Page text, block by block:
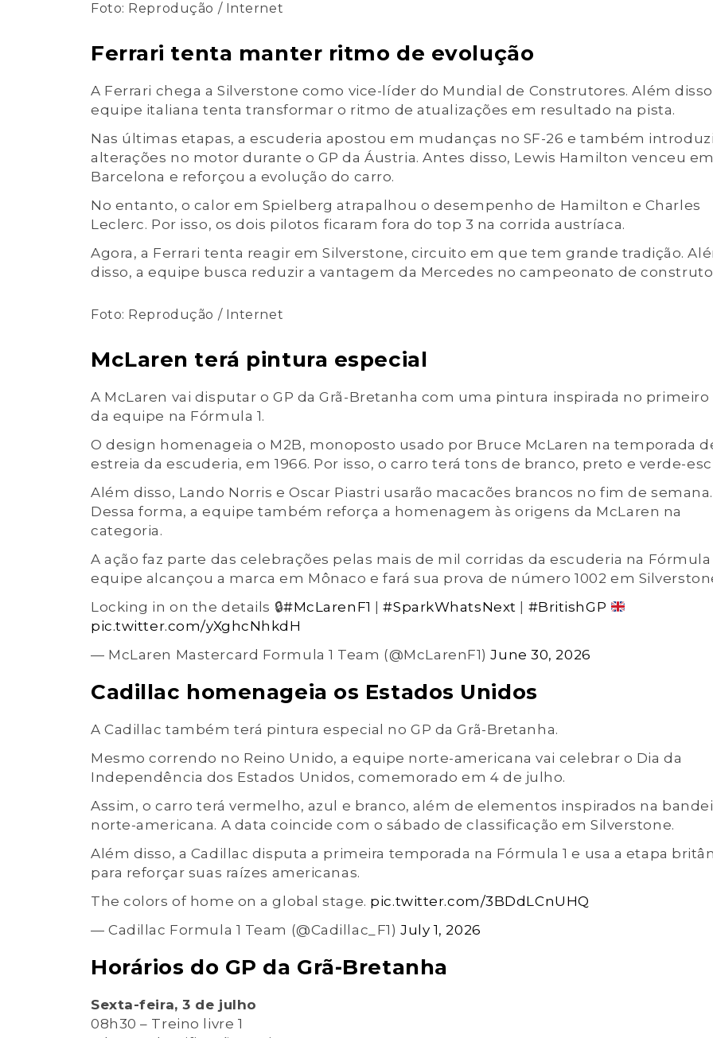
Foto: Reprodução / Internet
Ferrari tenta manter ritmo de evolução
A Ferrari chega a Silverstone como vice-líder do Mundial de Construtores. Além
equipe italiana tenta transformar o ritmo de atualizações em resultado na pista.
Nas últimas etapas, a escuderia apostou em mudanças no SF-26 e também
alterações no motor durante o GP da Áustria. Antes disso, Lewis Hamilton venceu em
Barcelona e reforçou a evolução do carro.
No entanto, o calor em Spielberg atrapalhou o desempenho de Hamilton e Charles
Leclerc. Por isso, os dois pilotos ficaram fora do top 3 na corrida austríaca.
Agora, a Ferrari tenta reagir em Silverstone, circuito em que tem grande tradição.
disso, a equipe busca reduzir a vantagem da Mercedes no campeonato de
Foto: Reprodução / Internet
McLaren terá pintura especial
A McLaren vai disputar o GP da Grã-Bretanha com uma pintura inspirada no primeiro
da equipe na Fórmula 1.
O design homenageia o M2B, monoposto usado por Bruce McLaren na temporada
estreia da escuderia, em 1966. Por isso, o carro terá tons de branco, preto e verde-
Além disso, Lando Norris e Oscar Piastri usarão macacões brancos no fim de semana.
Dessa forma, a equipe também reforça a homenagem às origens da McLaren na
categoria.
A ação faz parte das celebrações pelas mais de mil corridas da escuderia na Fórmula
equipe alcançou a marca em Mônaco e fará sua prova de número 1002 em
Locking in on the details 🔒#McLarenF1 |#SparkWhatsNext
#BritishGP
pic.twitter.com/yXghcNhkdH
— McLaren Mastercard Formula 1 Team (@McLarenF1)June 30, 2026
Cadillac homenageia os Estados Unidos
A Cadillac também terá pintura especial no GP da Grã-Bretanha.
Mesmo correndo no Reino Unido, a equipe norte-americana vai celebrar o Dia da
Independência dos Estados Unidos, comemorado em 4 de julho.
Assim, o carro terá vermelho, azul e branco, além de elementos inspirados na
norte-americana. A data coincide com o sábado de classificação em Silverstone.
Além disso, a Cadillac disputa a primeira temporada na Fórmula 1 e usa a etapa
para reforçar suas raízes americanas.
The colors of home on a global stage. pic.twitter.com/3BDdLCnUHQ
— Cadillac Formula 1 Team (@Cadillac_F1) July 1, 2026
Horários do GP da Grã-Bretanha
Sexta-feira, 3 de julho
08h30 – Treino livre 1